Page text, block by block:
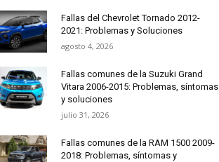
Fallas del Chevrolet Tornado 2012-
2021: Problemas y Soluciones
agosto 4, 2026
Fallas comunes de la Suzuki Grand
Vitara 2006-2015: Problemas, síntomas
y soluciones
julio 31, 2026
Fallas comunes de la RAM 1500 2009-
2018: Problemas, síntomas y